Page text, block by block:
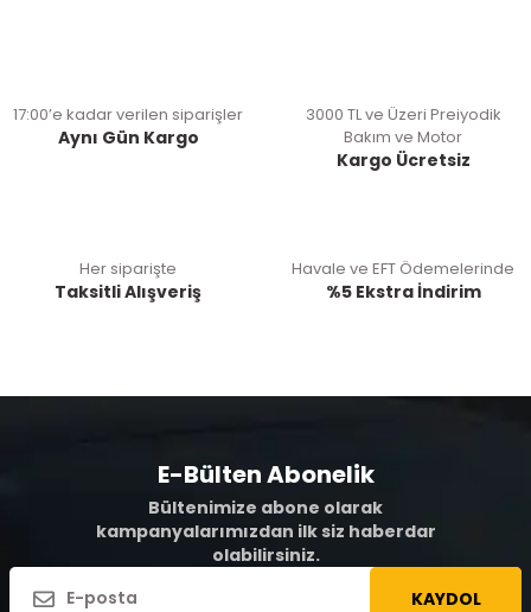
17:00’e kadar verilen siparişler
Aynı Gün Kargo
3000 TL ve Üzeri Preiyodik
Bakım ve Motor
Kargo Ücretsiz
Her siparişte
Taksitli Alışveriş
Havale ve EFT Ödemelerinde
%5 Ekstra İndirim
E-Bülten Abonelik
Bültenimize abone olarak
kampanyalarımızdan ilk siz haberdar
olabilirsiniz.
KAYDOL